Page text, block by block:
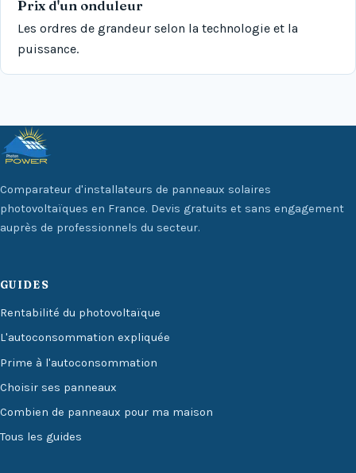
Prix d'un onduleur
Les ordres de grandeur selon la technologie et la
puissance.
Comparateur d'installateurs de panneaux solaires
photovoltaïques en France. Devis gratuits et sans engagement
auprès de professionnels du secteur.
GUIDES
Rentabilité du photovoltaïque
L'autoconsommation expliquée
Prime à l'autoconsommation
Choisir ses panneaux
Combien de panneaux pour ma maison
Tous les guides